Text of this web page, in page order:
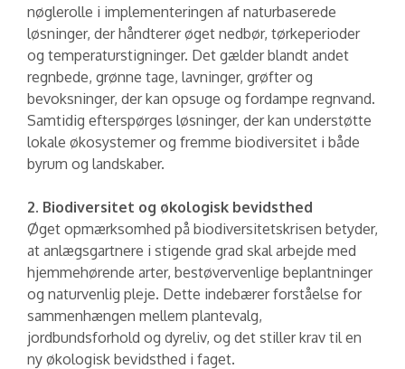
nøglerolle i implementeringen af naturbaserede
løsninger, der håndterer øget nedbør, tørkeperioder
og temperaturstigninger. Det gælder blandt andet
regnbede, grønne tage, lavninger, grøfter og
bevoksninger, der kan opsuge og fordampe regnvand.
Samtidig efterspørges løsninger, der kan understøtte
lokale økosystemer og fremme biodiversitet i både
byrum og landskaber.
2. Biodiversitet og økologisk bevidsthed
Øget opmærksomhed på biodiversitetskrisen betyder,
at anlægsgartnere i stigende grad skal arbejde med
hjemmehørende arter, bestøvervenlige beplantninger
og naturvenlig pleje. Dette indebærer forståelse for
sammenhængen mellem plantevalg,
jordbundsforhold og dyreliv, og det stiller krav til en
ny økologisk bevidsthed i faget.